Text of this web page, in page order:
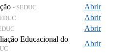
- SEDUC
Abrir
Abrir
Abrir
Educacional do
Abrir